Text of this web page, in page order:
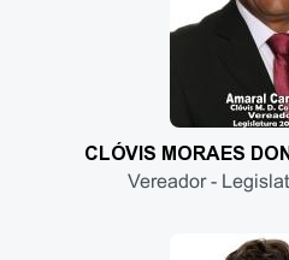
CLÓVIS MORAES
Vereador -